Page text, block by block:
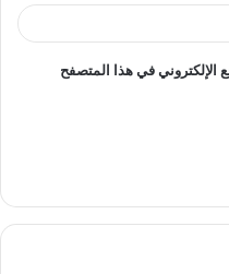
الإلكتروني في هذا المتصفح